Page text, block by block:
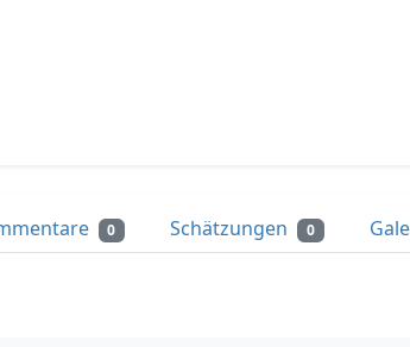
0 Schätzungen 0